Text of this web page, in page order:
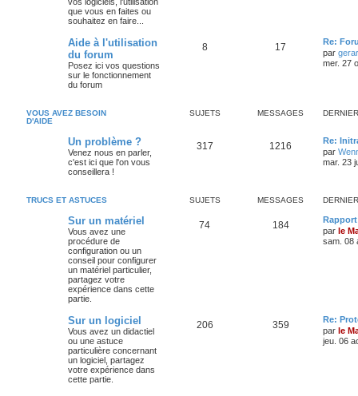
que vous en faites ou
souhaitez en faire...
Aide à l'utilisation
du forum
Posez ici vos questions
sur le fonctionnement
du forum
8 17
Re:
par
mer. 27
VOUS AVEZ BESOIN
D'AIDE
SUJETS MESSAGES
Un problème ?
Venez nous en parler,
c'est ici que l'on vous
conseillera !
317 1216
Re:
par
mar. 23
TRUCS ET ASTUCES SUJETS MESSAGES
Sur un matériel
Vous avez une
procédure de
configuration ou un
conseil pour configurer
un matériel particulier,
partagez votre
expérience dans cette
partie.
74 184
par le
sam. 08
Sur un logiciel
Vous avez un didactiel
ou une astuce
particulière concernant
un logiciel, partagez
votre expérience dans
cette partie.
206 359
Re:
par le
jeu. 06